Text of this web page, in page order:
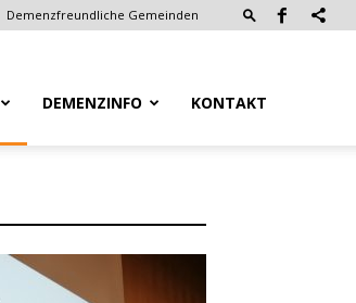
Demenzfreundliche Gemeinden
DEMENZINFO KONTAKT